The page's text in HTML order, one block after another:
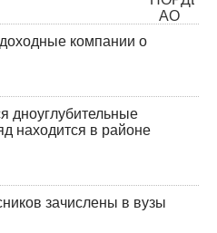
компании о
дноуглубительные
находится в районе
зачислены в вузы